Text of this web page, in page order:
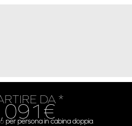
DA *
per persona in cabina doppia.